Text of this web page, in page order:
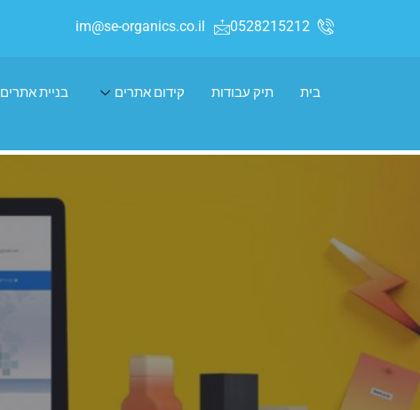
0528215212
im@se-organics.co.il
בית תיק עבודות קידום אתרים בניית אתרים